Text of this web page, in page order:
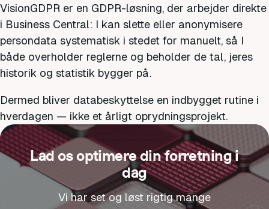
VisionGDPR er en GDPR-løsning, der arbejder direkte
i Business Central: I kan slette eller anonymisere
persondata systematisk i stedet for manuelt, så I
både overholder reglerne og beholder de tal, jeres
historik og statistik bygger på.
Dermed bliver databeskyttelse en indbygget rutine i
hverdagen — ikke et årligt oprydningsprojekt.
Lad os optimere din forretning i
dag
Vi har set og løst rigtig mange